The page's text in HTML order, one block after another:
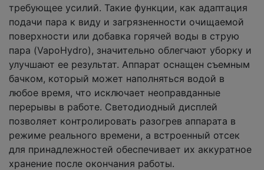
требующее усилий. Такие функции, как адаптация
подачи пара к виду и загрязненности очищаемой
поверхности или добавка горячей воды в струю
пара (VapoHydro), значительно облегчают уборку и
улучшают ее результат. Аппарат оснащен съемным
бачком, который может наполняться водой в
любое время, что исключает неоправданные
перерывы в работе. Светодиодный дисплей
позволяет контролировать разогрев аппарата в
режиме реального времени, а встроенный отсек
для принадлежностей обеспечивает их аккуратное
хранение после окончания работы.